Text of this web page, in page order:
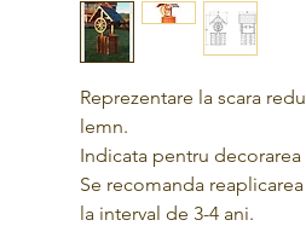
Reprezentare la scara
lemn.
Indicata pentru
Se recomanda
la interval de 3-4 ani.